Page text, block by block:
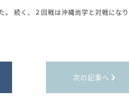
続く、２回戦は沖縄尚学と対戦になり
次の記事へ